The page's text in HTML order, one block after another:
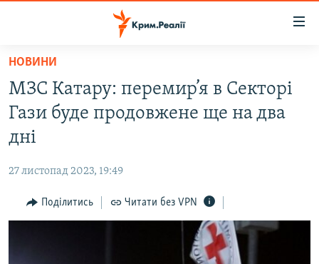
Перейти
основного
матеріалу
Перейти
до
основної
Перейти
до
ВОДА.КРИМ
ВІДЕО ТА ФОТО
БЛОГИ
ПОГЛЯД
НОВИНИ
МЗС Катару: перемир’я в Секторі
Гази буде продовжене ще на два
дні
27 листопад 2023, 19:49
Поділитись Читати без VPN